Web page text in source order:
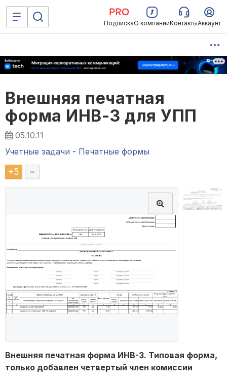
ПодпискаО компанииКонтактыАккаунт
Внешняя печатная
форма ИНВ-3 для УПП
05.10.11
Учетные задачи - Печатные формы
+5 –
Внешняя печатная форма ИНВ-3. Типовая форма,
только добавлен четвертый член комиссии